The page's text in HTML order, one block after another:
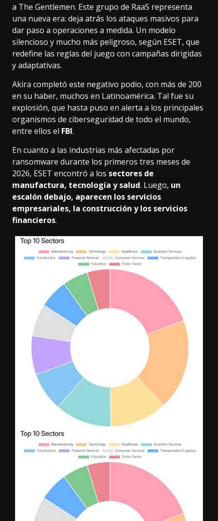
a The Gentlemen. Este grupo de RaaS representa
una nueva era: deja atrás los ataques masivos para
dar paso a operaciones a medida. Un modelo
silencioso y mucho más peligroso, según ESET, que
redefine las reglas del juego con campañas dirigidas
y adaptativas.
Akira completó este negativo podio, con más de 200
en su haber, muchos en Latinoamérica. Tal fue su
explosión, que hasta puso en alerta a los principales
organismos de ciberseguridad de todo el mundo,
entre ellos el FBI.
En cuanto a las industrias más afectadas por
ransomware durante los primeros tres meses de
2026, ESET encontró a los sectores de
manufactura, tecnología y salud. Luego, un
escalón debajo, aparecen los servicios
empresariales, la construcción y los servicios
financieros.